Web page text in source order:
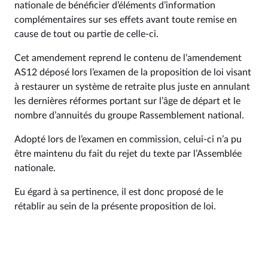
nationale de bénéficier d’éléments d’information
complémentaires sur ses effets avant toute remise en
cause de tout ou partie de celle-ci.
Cet amendement reprend le contenu de l’amendement
AS12 déposé lors l’examen de la proposition de loi visant
à restaurer un système de retraite plus juste en annulant
les dernières réformes portant sur l’âge de départ et le
nombre d’annuités du groupe Rassemblement national.
Adopté lors de l’examen en commission, celui-ci n’a pu
être maintenu du fait du rejet du texte par l’Assemblée
nationale.
Eu égard à sa pertinence, il est donc proposé de le
rétablir au sein de la présente proposition de loi.